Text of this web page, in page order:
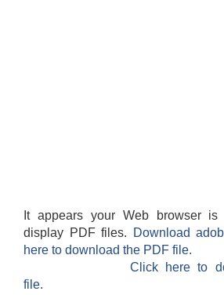
It appears your Web browser
display PDF files.
Download
here to download the PDF file.
Click here to
file.